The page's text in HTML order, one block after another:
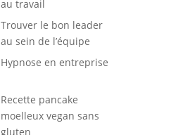
au travail
Trouver le bon leader
au sein de l’équipe
Hypnose en entreprise
Recette pancake
moelleux vegan sans
gluten